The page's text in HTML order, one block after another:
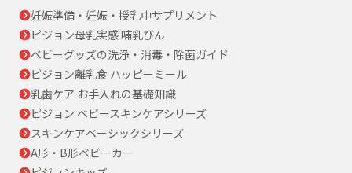
妊娠準備・妊娠・授乳中サプリメント
ピジョン母乳実感 哺乳びん
ベビーグッズの洗浄・消毒・除菌ガイド
ピジョン離乳食 ハッピーミール
乳歯ケア お手入れの基礎知識
ピジョン ベビースキンケアシリーズ
スキンケアベーシックシリーズ
A形・B形ベビーカー